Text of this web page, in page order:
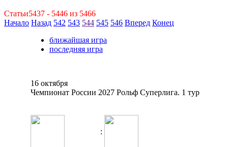
Статьи5437 - 5446 из 5466
Начало Назад 542 543 544 545 546 Вперед Конец
ближайшая игра
последняя игра
16 октября
Чемпионат России 2027 Рольф Суперлига. 1 тур
: